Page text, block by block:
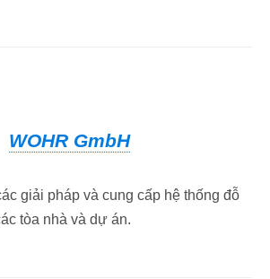
WOHR GmbH
giải pháp và cung cấp hệ thống đỗ
tòa nhà và dự án.